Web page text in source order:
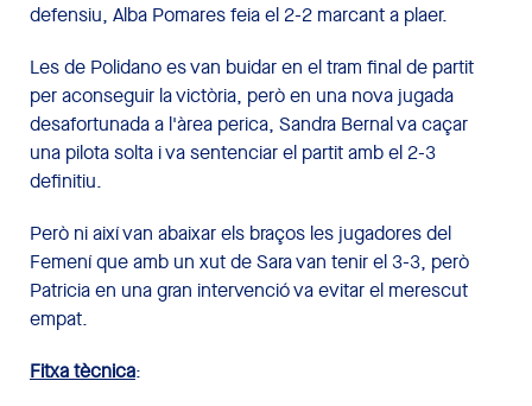
defensiu, Alba Pomares feia el 2-2 marcant a plaer.
Les de Polidano es van buidar en el tram final de partit
per aconseguir la victòria, però en una nova jugada
desafortunada a l'àrea perica, Sandra Bernal va caçar
una pilota solta i va sentenciar el partit amb el 2-3
definitiu.
Però ni així van abaixar els braços les jugadores del
Femení que amb un xut de Sara van tenir el 3-3, però
Patricia en una gran intervenció va evitar el merescut
empat.
Fitxa tècnica: